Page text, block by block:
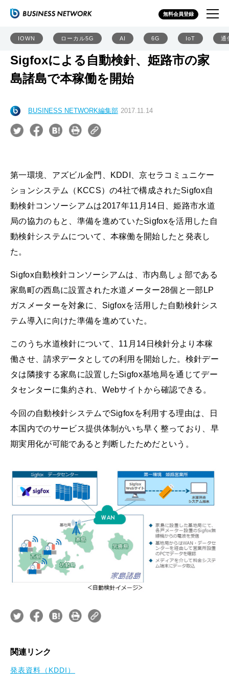
無料会員登録
IOWN ローカル5G AI 6G IoT 通
Sigfoxによる自動検針、姫路市の家
島諸島で本稼働を開始
BUSINESS NETWORK編集部 2017.11.14
第一環境、アズビル金門、KDDI、京セラコミュニケー
ションシステム（KCCS）の4社で構成されたSigfox自
動検針コンソーシアムは2017年11月14日、姫路市水道
局の協力のもと、準備を進めていたSigfoxを活用した自
動検針システムについて、本稼働を開始したと発表し
た。
Sigfox自動検針コンソーシアムは、市内島しょ部である
家島町の西島に設置された水道メーター28個と一部LP
ガスメーターを対象に、Sigfoxを活用した自動検針シス
テム導入に向けた準備を進めていた。
このうち水道検針について、11月14日検針分より本稼
働させ、請求データとしての利用を開始した。検針デー
タは隣接する家島に設置したSigfox基地局を通じてデー
タセンターに集約され、Webサイトから確認できる。
今回の自動検針システムでSigfoxを利用する理由は、日
本国内でのサービス提供体制がいち早く整っており、早
期実用化が可能であると判断したためだという。
関連リンク
発表資料（KDDI）